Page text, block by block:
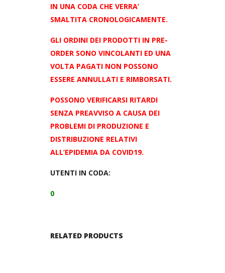
IN UNA CODA CHE VERRA’
SMALTITA CRONOLOGICAMENTE.
GLI ORDINI DEI PRODOTTI IN PRE-
ORDER SONO VINCOLANTI ED UNA
VOLTA PAGATI NON POSSONO
ESSERE ANNULLATI E RIMBORSATI.
POSSONO VERIFICARSI RITARDI
SENZA PREAVVISO A CAUSA DEI
PROBLEMI DI PRODUZIONE E
DISTRIBUZIONE RELATIVI
ALL’EPIDEMIA DA COVID19.
UTENTI IN CODA:
0
RELATED PRODUCTS